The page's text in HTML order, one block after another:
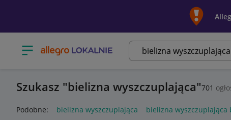
Otwórz menu z kategoriami
Szukasz bielizna wyszczuplająca 701
Podobne: bielizna wyszczuplająca bielizna wyszczuplająca